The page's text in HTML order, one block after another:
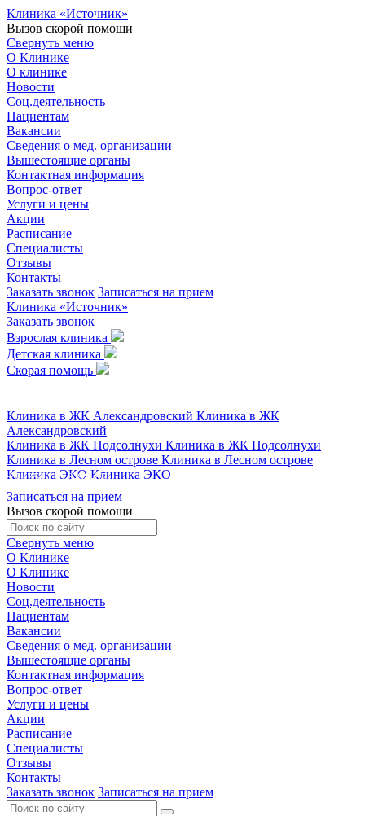
Клиника «Источник»
Вызов скорой помощи
Свернуть меню
О Клинике
О клинике
Новости
Соц.деятельность
Пациентам
Вакансии
Сведения о мед. организации
Вышестоящие органы
Контактная информация
Вопрос-ответ
Услуги и цены
Акции
Расписание
Специалисты
Отзывы
Контакты
Заказать звонок Записаться на прием
Клиника «Источник»
Заказать звонок
Взрослая клиника
Детская клиника
Скорая помощь
Клиника в ЖК Александровский Клиника в ЖК
Александровский
Клиника в ЖК Подсолнухи Клиника в ЖК Подсолнухи
Клиника в Лесном острове Клиника в Лесном острове
Клиника ЭКО Клиника ЭКО
+7 (351) 778-88-87
Записаться на прием
Вызов скорой помощи
Свернуть меню
О Клинике
О Клинике
Новости
Соц.деятельность
Пациентам
Вакансии
Сведения о мед. организации
Вышестоящие органы
Контактная информация
Вопрос-ответ
Услуги и цены
Акции
Расписание
Специалисты
Отзывы
Контакты
Заказать звонок Записаться на прием